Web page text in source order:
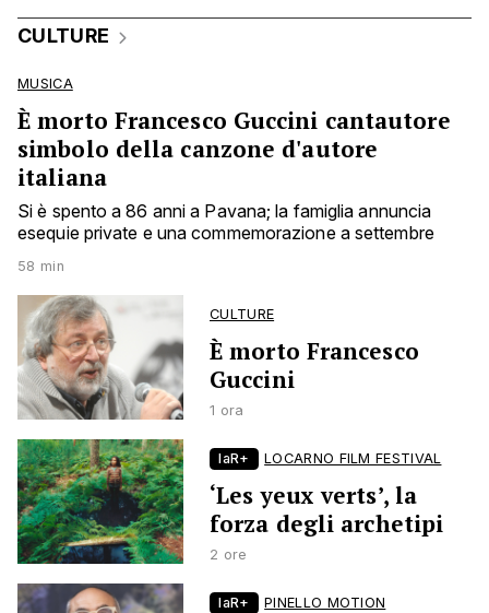
CULTURE
MUSICA
È morto Francesco Guccini cantautore
simbolo della canzone d'autore
italiana
Si è spento a 86 anni a Pavana; la famiglia annuncia
esequie private e una commemorazione a settembre
58 min
CULTURE
È morto Francesco
Guccini
1 ora
laR+ LOCARNO FILM FESTIVAL
‘Les yeux verts’, la
forza degli archetipi
2 ore
laR+ PINELLO MOTION